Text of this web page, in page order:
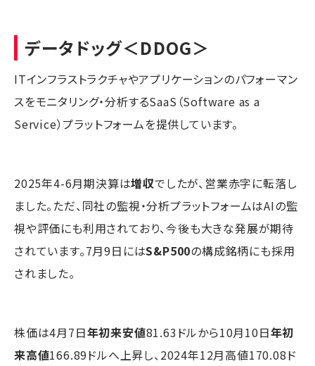
データドッグ＜DDOG＞
ITインフラストラクチャやアプリケーションのパフォーマン
スをモニタリング・分析するSaaS（Software as a
Service）プラットフォームを提供しています。
2025年4-6月期決算は増収でしたが、営業赤字に転落し
ました。ただ、同社の監視・分析プラットフォームはAIの監
視や評価にも利用されており、今後も大きな発展が期待
されています。7月9日にはS&P500の構成銘柄にも採用
されました。
株価は4月7日年初来安値81.63ドルから10月10日年初
来高値166.89ドルへ上昇し、2024年12月高値170.08ド